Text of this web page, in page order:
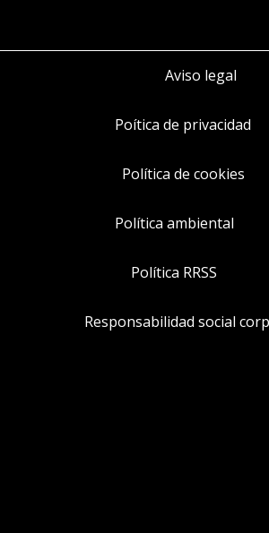
Aviso legal
Poítica de privacidad
Política de cookies
Política ambiental
Política RRSS
Responsabilidad social